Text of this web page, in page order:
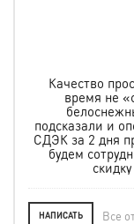
Качество
время не
подсказали и
СДЭК за 2 дня
будем
НАПИСАТЬ Все